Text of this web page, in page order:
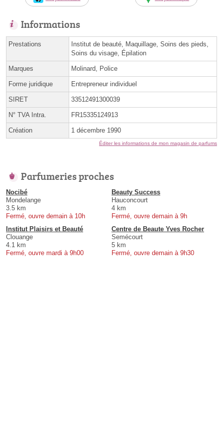
Informations
Prestations
Institut de beauté, Maquillage, Soins des pieds,
Soins du visage, Épilation
Marques Molinard, Police
Forme juridique Entrepreneur individuel
SIRET 33512491300039
N° TVA Intra. FR15335124913
Création 1 décembre 1990
Éditer les informations de mon magasin de parfums
Parfumeries proches
Nocibé
Mondelange
3.5 km
Fermé, ouvre demain à 10h
Beauty Success
Hauconcourt
4 km
Fermé, ouvre demain à 9h
Institut Plaisirs et Beauté
Clouange
4.1 km
Fermé, ouvre mardi à 9h00
Centre de Beaute Yves Rocher
Semécourt
5 km
Fermé, ouvre demain à 9h30